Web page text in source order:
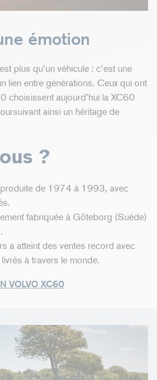
émotion
plus qu’un véhicule : c’est une
lien entre générations. Ceux qui ont
choisissent aujourd’hui la XC60
ainsi un héritage de
?
de 1974 à 1993, avec
fabriquée à Göteborg (Suède)
a atteint des ventes record avec
à travers le monde.
VOLVO XC60